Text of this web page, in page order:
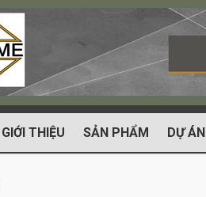
GIỚI THIỆU SẢN PHẨM DỰ ÁN